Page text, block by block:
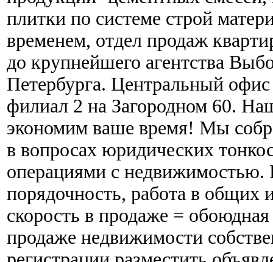
плитки по системе строй
временем, отдел продаж
до крупнейшего агентства
Петербурга. Центральный
филиал 2 на Загородном 60.
экономим ваше время! Мы
в вопросах юридических
операциями с
порядочность, работа в общих
скорость в продаже =
продаже недвижимости